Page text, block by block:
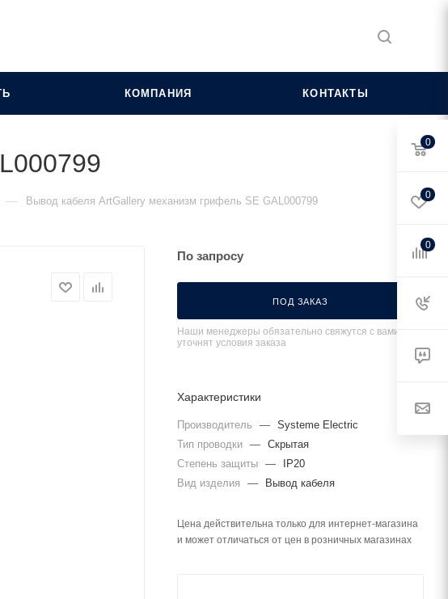
КОМПАНИЯ КОНТАКТЫ
— Вывод кабеля ArtGallery механизм грифель SE GAL000799
По запросу
ПОД ЗАКАЗ
Наши менеджеры обязательно свяжутся с вами и
уточнят условия заказа
Характеристики
Производитель — Systeme Electric
Тип проводки — Скрытая
Степень защиты —
IP20
Вид изделия
— Вывод кабеля
Цена действительна только для интернет-магазина
и может отличаться от цен в розничных магазинах
0
0
0